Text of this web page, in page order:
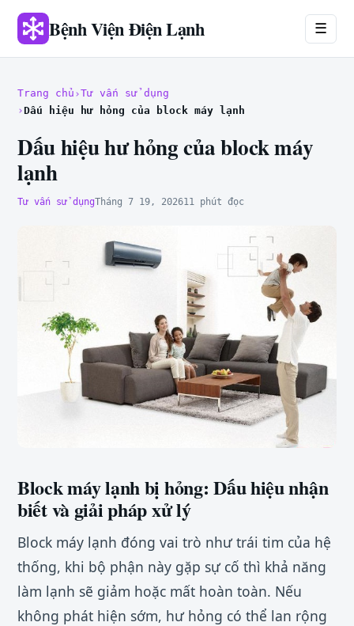
Bệnh Viện Điện Lạnh ☰
Trang chủ Tư vấn sử dụng
Dấu hiệu hư hỏng của block máy lạnh
Dấu hiệu hư hỏng của block máy
lạnh
Tư vấn sử dụngTháng 7 19, 202611 phút đọc
Block máy lạnh bị hỏng: Dấu hiệu nhận
biết và giải pháp xử lý
Block máy lạnh đóng vai trò như trái tim của hệ
thống, khi bộ phận này gặp sự cố thì khả năng
làm lạnh sẽ giảm hoặc mất hoàn toàn. Nếu
không phát hiện sớm, hư hỏng có thể lan rộng